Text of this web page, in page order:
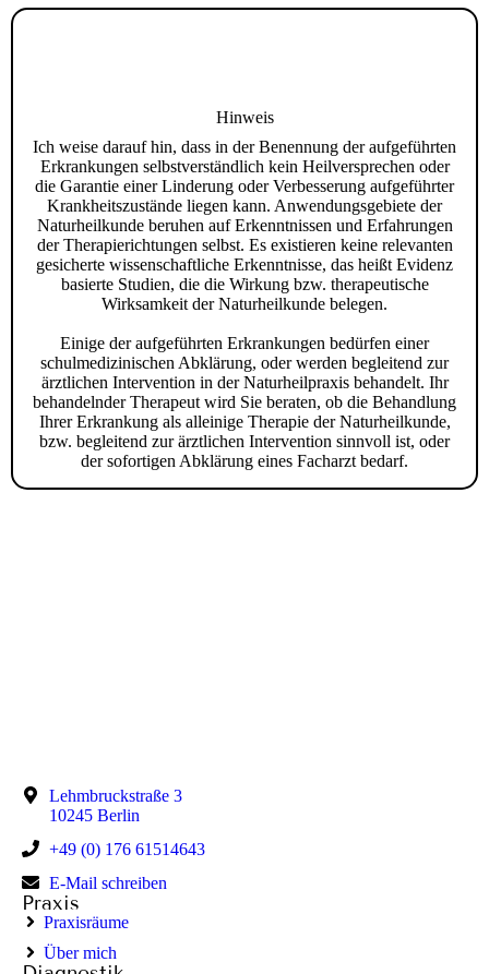
Hinweis
Ich weise darauf hin, dass in der Benennung der aufgeführten
Erkrankungen selbstverständlich kein Heilversprechen oder
die Garantie einer Linderung oder Verbesserung aufgeführter
Krankheitszustände liegen kann. Anwendungsgebiete der
Naturheilkunde beruhen auf Erkenntnissen und Erfahrungen
der Therapierichtungen selbst. Es existieren keine relevanten
gesicherte wissenschaftliche Erkenntnisse, das heißt Evidenz
basierte Studien, die die Wirkung bzw. therapeutische
Wirksamkeit der Naturheilkunde belegen.
Einige der aufgeführten Erkrankungen bedürfen einer
schulmedizinischen Abklärung, oder werden begleitend zur
ärztlichen Intervention in der Naturheilpraxis behandelt. Ihr
behandelnder Therapeut wird Sie beraten, ob die Behandlung
Ihrer Erkrankung als alleinige Therapie der Naturheilkunde,
bzw. begleitend zur ärztlichen Intervention sinnvoll ist, oder
der sofortigen Abklärung eines Facharzt bedarf.
Lehmbruckstraße 3
10245 Berlin
+49 (0) 176 61514643
E-Mail schreiben
Praxis
Praxisräume
Über mich